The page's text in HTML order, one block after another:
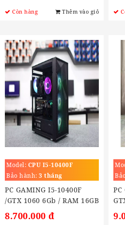
Còn hàng Thêm vào giỏ
Model: CPU I5-10400F
Bảo hành: 3 tháng
PC GAMING I5-10400F
/GTX 1060 6Gb / RAM 16GB
/ SSD 240Gb
8.700.000 đ